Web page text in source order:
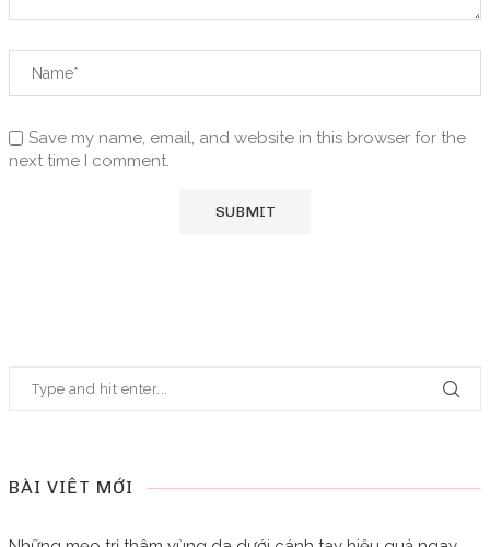
Save my name, email, and website in this browser for the
next time I comment.
BÀI VIẾT MỚI